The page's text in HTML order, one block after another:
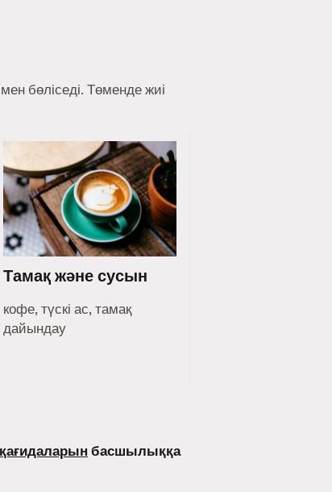
бөліседі. Төменде жиі
Тамақ және сусын
кофе, түскі ас, тамақ
дайындау
басшылыққа